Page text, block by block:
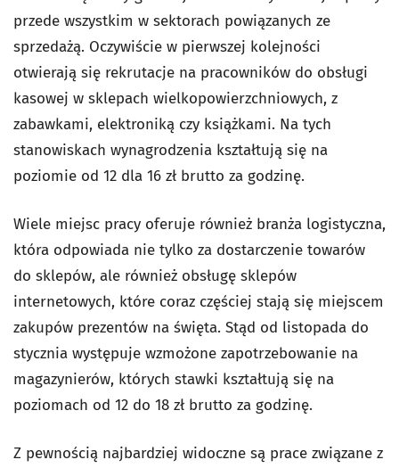
przede wszystkim w sektorach powiązanych ze
sprzedażą. Oczywiście w pierwszej kolejności
otwierają się rekrutacje na pracowników do obsługi
kasowej w sklepach wielkopowierzchniowych, z
zabawkami, elektroniką czy książkami. Na tych
stanowiskach wynagrodzenia kształtują się na
poziomie od 12 dla 16 zł brutto za godzinę.
Wiele miejsc pracy oferuje również branża logistyczna,
która odpowiada nie tylko za dostarczenie towarów
do sklepów, ale również obsługę sklepów
internetowych, które coraz częściej stają się miejscem
zakupów prezentów na święta. Stąd od listopada do
stycznia występuje wzmożone zapotrzebowanie na
magazynierów, których stawki kształtują się na
poziomach od 12 do 18 zł brutto za godzinę.
Z pewnością najbardziej widoczne są prace związane z